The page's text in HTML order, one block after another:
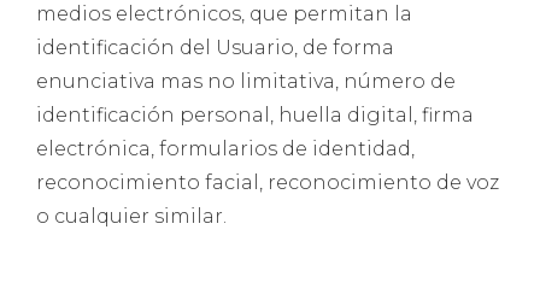
medios electrónicos, que permitan la
identificación del Usuario, de forma
enunciativa mas no limitativa, número de
identificación personal, huella digital, firma
electrónica, formularios de identidad,
reconocimiento facial, reconocimiento de voz
o cualquier similar.